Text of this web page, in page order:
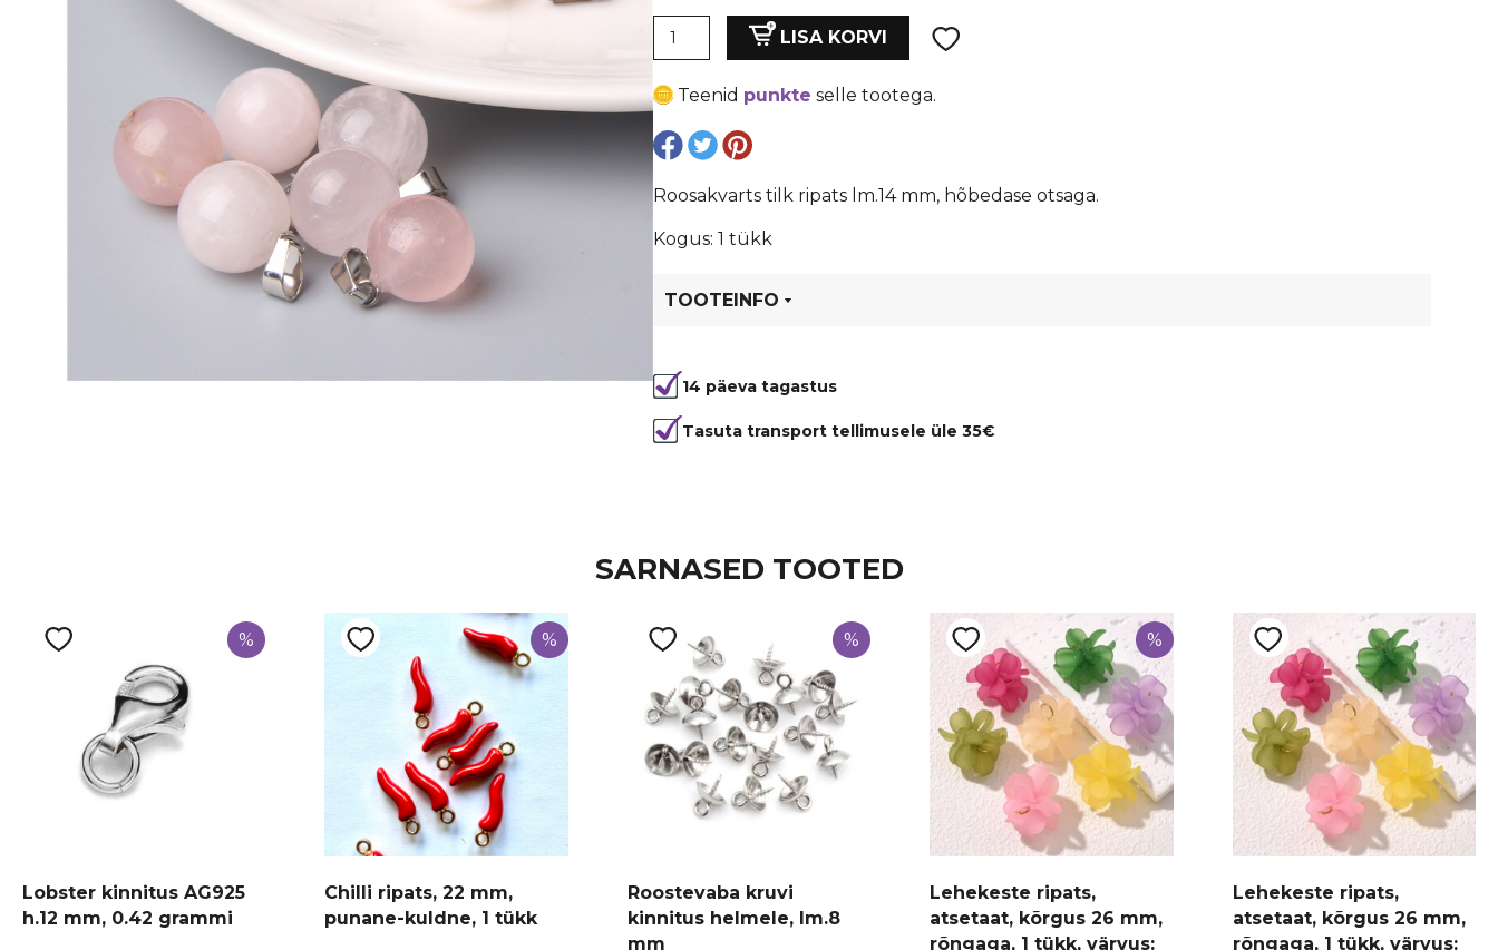
oli:
€ 3,24.
is:
€ 2,43.
Roosakvarts
lm.14
mm,
hõbedase
otsaga
kogus
LISA KORVI
Teenid punkte selle tootega.
Roosakvarts tilk ripats lm.14 mm, hõbedase otsaga.
Kogus: 1 tükk
TOOTEINFO
Värvus
Kuju
ripats, ümmargune
14 päeva tagastus
Tasuta transport tellimusele üle 35€
SARNASED TOOTED
%
Lobster kinnitus AG925
h.12 mm, 0.42 grammi
%
Chilli ripats, 22 mm,
punane-kuldne, 1 tükk
%
Roostevaba kruvi
kinnitus helmele, lm.8
mm
%
Lehekeste ripats,
atsetaat, kõrgus 26 mm,
rõngaga, 1 tükk, värvus:
Lehekeste ripats,
atsetaat, kõrgus 26 mm,
rõngaga, 1 tükk, värvus: